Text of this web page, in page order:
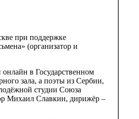
при поддержке
(организатор и
в Государственном
зала, а поэты из Сербии,
студии Союза
Михаил Славкин, дирижёр –